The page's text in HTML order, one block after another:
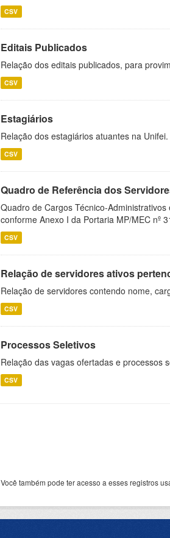
CSV
Editais Publicados
Relação dos editais publicados, para
CSV
Estagiários
Relação dos estagiários atuantes na Unifei.
CSV
Quadro de Referência dos
Quadro de Cargos Técnico-Administrativos
conforme Anexo I da Portaria MP/MEC nº
CSV
Relação de servidores ativos
Relação de servidores contendo nome,
CSV
Processos Seletivos
Relação das vagas ofertadas e processos
CSV
Você também pode ter acesso a esses registros